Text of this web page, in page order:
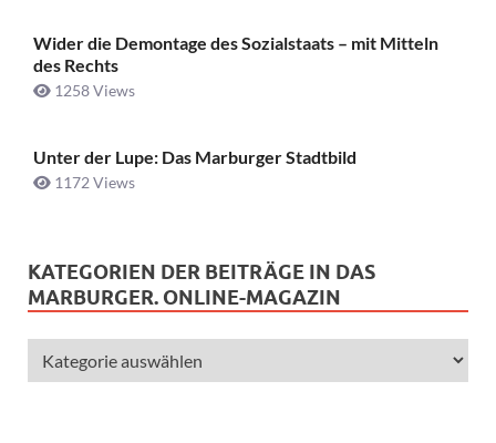
Wider die Demontage des Sozialstaats – mit Mitteln
des Rechts
1258 Views
Unter der Lupe: Das Marburger Stadtbild
1172 Views
KATEGORIEN DER BEITRÄGE IN DAS
MARBURGER. ONLINE-MAGAZIN